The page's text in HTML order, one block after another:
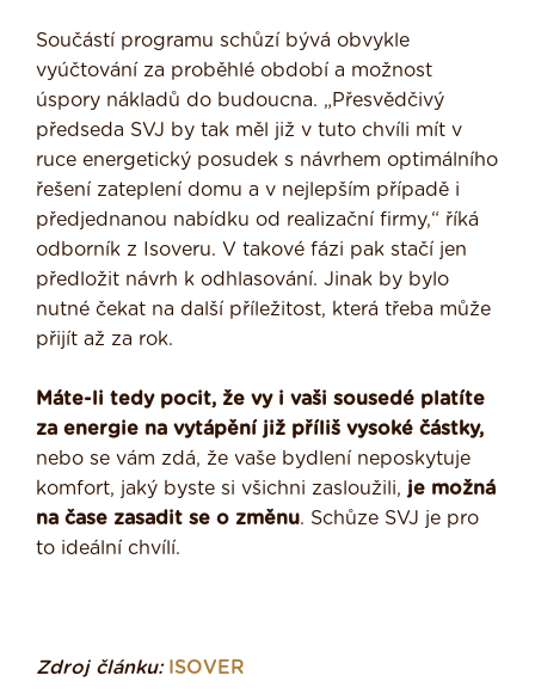
Součástí programu schůzí bývá obvykle
vyúčtování za proběhlé období a možnost
úspory nákladů do budoucna. „Přesvědčivý
předseda SVJ by tak měl již v tuto chvíli mít v
ruce energetický posudek s návrhem optimálního
řešení zateplení domu a v nejlepším případě i
předjednanou nabídku od realizační firmy,“ říká
odborník z Isoveru. V takové fázi pak stačí jen
předložit návrh k odhlasování. Jinak by bylo
nutné čekat na další příležitost, která třeba může
přijít až za rok.
Máte-li tedy pocit, že vy i vaši sousedé platíte
za energie na vytápění již příliš vysoké částky,
nebo se vám zdá, že vaše bydlení neposkytuje
komfort, jaký byste si všichni zasloužili, je možná
na čase zasadit se o změnu. Schůze SVJ je pro
to ideální chvílí.
Zdroj článku: ISOVER